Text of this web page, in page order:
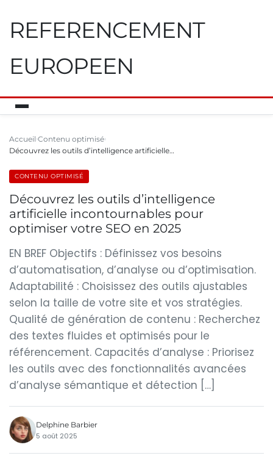
REFERENCEMENT
EUROPEEN
Accueil Contenu optimisé
Découvrez les outils d’intelligence artificielle…
CONTENU OPTIMISÉ
Découvrez les outils d’intelligence
artificielle incontournables pour
optimiser votre SEO en 2025
EN BREF Objectifs : Définissez vos besoins
d’automatisation, d’analyse ou d’optimisation.
Adaptabilité : Choisissez des outils ajustables
selon la taille de votre site et vos stratégies.
Qualité de génération de contenu : Recherchez
des textes fluides et optimisés pour le
référencement. Capacités d’analyse : Priorisez
les outils avec des fonctionnalités avancées
d’analyse sémantique et détection […]
Delphine Barbier
5 août 2025